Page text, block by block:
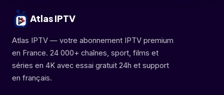
Atlas IPTV
Atlas IPTV — votre abonnement IPTV premium
en France. 24 000+ chaînes, sport, films et
séries en 4K avec essai gratuit 24h et support
en français.